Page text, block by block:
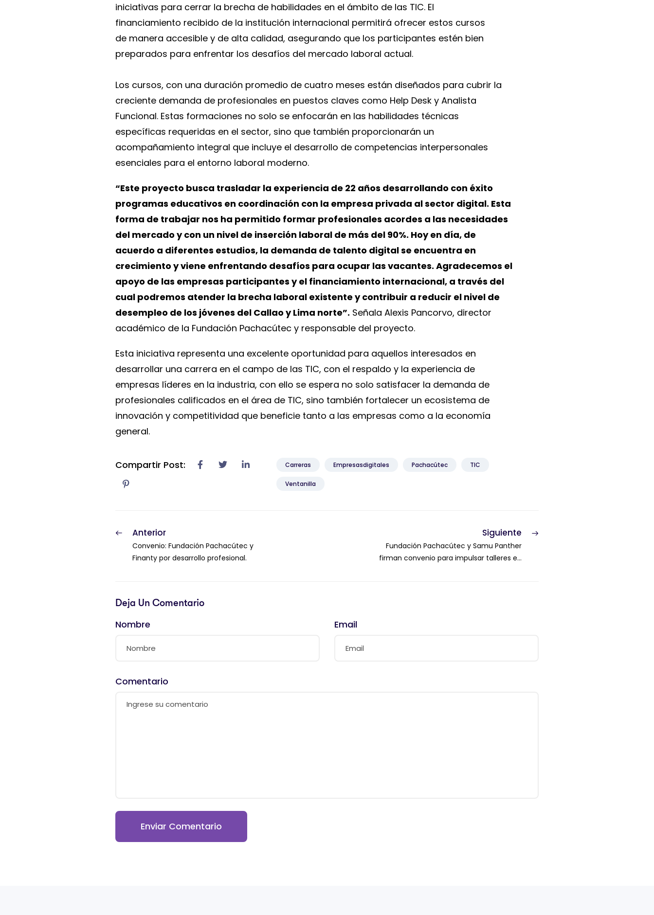
iniciativas para cerrar la brecha de habilidades en el ámbito de las TIC. El
financiamiento recibido de la institución internacional permitirá ofrecer estos cursos
de manera accesible y de alta calidad, asegurando que los participantes estén bien
preparados para enfrentar los desafíos del mercado laboral actual.
Los cursos, con una duración promedio de cuatro meses están diseñados para cubrir la
creciente demanda de profesionales en puestos claves como Help Desk y Analista
Funcional. Estas formaciones no solo se enfocarán en las habilidades técnicas
específicas requeridas en el sector, sino que también proporcionarán un
acompañamiento integral que incluye el desarrollo de competencias interpersonales
esenciales para el entorno laboral moderno.
“Este proyecto busca trasladar la experiencia de 22 años desarrollando con éxito
programas educativos en coordinación con la empresa privada al sector digital. Esta
forma de trabajar nos ha permitido formar profesionales acordes a las necesidades
del mercado y con un nivel de inserción laboral de más del 90%. Hoy en día, de
acuerdo a diferentes estudios, la demanda de talento digital se encuentra en
crecimiento y viene enfrentando desafíos para ocupar las vacantes. Agradecemos el
apoyo de las empresas participantes y el financiamiento internacional, a través del
cual podremos atender la brecha laboral existente y contribuir a reducir el nivel de
desempleo de los jóvenes del Callao y Lima norte”. Señala Alexis Pancorvo, director
académico de la Fundación Pachacútec y responsable del proyecto.
Esta iniciativa representa una excelente oportunidad para aquellos interesados en
desarrollar una carrera en el campo de las TIC, con el respaldo y la experiencia de
empresas líderes en la industria, con ello se espera no solo satisfacer la demanda de
profesionales calificados en el área de TIC, sino también fortalecer un ecosistema de
innovación y competitividad que beneficie tanto a las empresas como a la economía
general.
Compartir Post: Carreras Empresasdigitales Pachacútec TIC
Ventanilla
Anterior
Convenio: Fundación Pachacútec y
Finanty por desarrollo profesional.
Siguiente
Fundación Pachacútec y Samu Panther
firman convenio para impulsar talleres en
Deja Un Comentario
Nombre Email
Comentario